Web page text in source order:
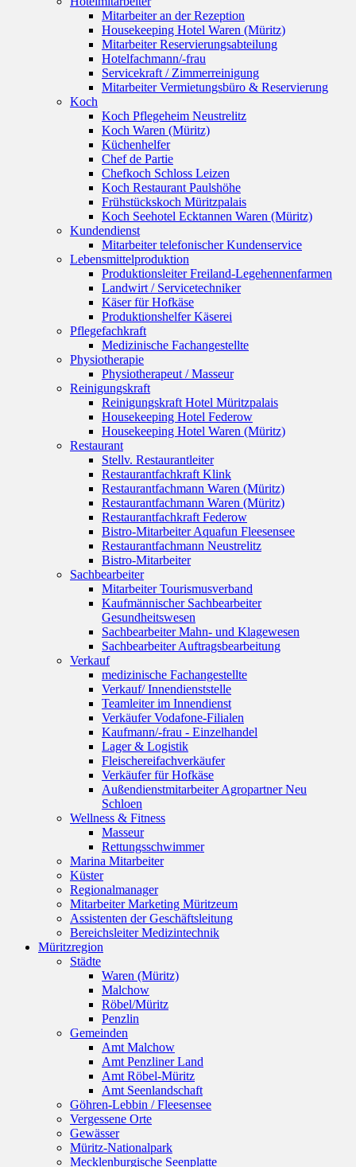
Mitarbeiter an der Rezeption
Housekeeping Hotel Waren (Müritz)
Mitarbeiter Reservierungsabteilung
Hotelfachmann/-frau
Servicekraft / Zimmerreinigung
Mitarbeiter Vermietungsbüro & Reservierung
Koch
Koch Pflegeheim Neustrelitz
Koch Waren (Müritz)
Küchenhelfer
Chef de Partie
Chefkoch Schloss Leizen
Koch Restaurant Paulshöhe
Frühstückskoch Müritzpalais
Koch Seehotel Ecktannen Waren (Müritz)
Kundendienst
Mitarbeiter telefonischer Kundenservice
Lebensmittelproduktion
Produktionsleiter Freiland-Legehennenfarmen
Landwirt / Servicetechniker
Käser für Hofkäse
Produktionshelfer Käserei
Pflegefachkraft
Medizinische Fachangestellte
Physiotherapie
Physiotherapeut / Masseur
Reinigungskraft
Reinigungskraft Hotel Müritzpalais
Housekeeping Hotel Federow
Housekeeping Hotel Waren (Müritz)
Restaurant
Stellv. Restaurantleiter
Restaurantfachkraft Klink
Restaurantfachmann Waren (Müritz)
Restaurantfachmann Waren (Müritz)
Restaurantfachkraft Federow
Bistro-Mitarbeiter Aquafun Fleesensee
Restaurantfachmann Neustrelitz
Bistro-Mitarbeiter
Sachbearbeiter
Mitarbeiter Tourismusverband
Kaufmännischer Sachbearbeiter
Gesundheitswesen
Sachbearbeiter Mahn- und Klagewesen
Sachbearbeiter Auftragsbearbeitung
Verkauf
medizinische Fachangestellte
Verkauf/ Innendienststelle
Teamleiter im Innendienst
Verkäufer Vodafone-Filialen
Kaufmann/-frau - Einzelhandel
Lager & Logistik
Fleischereifachverkäufer
Verkäufer für Hofkäse
Außendienstmitarbeiter Agropartner Neu
Schloen
Wellness & Fitness
Masseur
Rettungsschwimmer
Marina Mitarbeiter
Küster
Regionalmanager
Mitarbeiter Marketing Müritzeum
Assistenten der Geschäftsleitung
Bereichsleiter Medizintechnik
Müritzregion
Städte
Waren (Müritz)
Malchow
Röbel/Müritz
Penzlin
Gemeinden
Amt Malchow
Amt Penzliner Land
Amt Röbel-Müritz
Amt Seenlandschaft
Göhren-Lebbin / Fleesensee
Vergessene Orte
Gewässer
Müritz-Nationalpark
Mecklenburgische Seenplatte